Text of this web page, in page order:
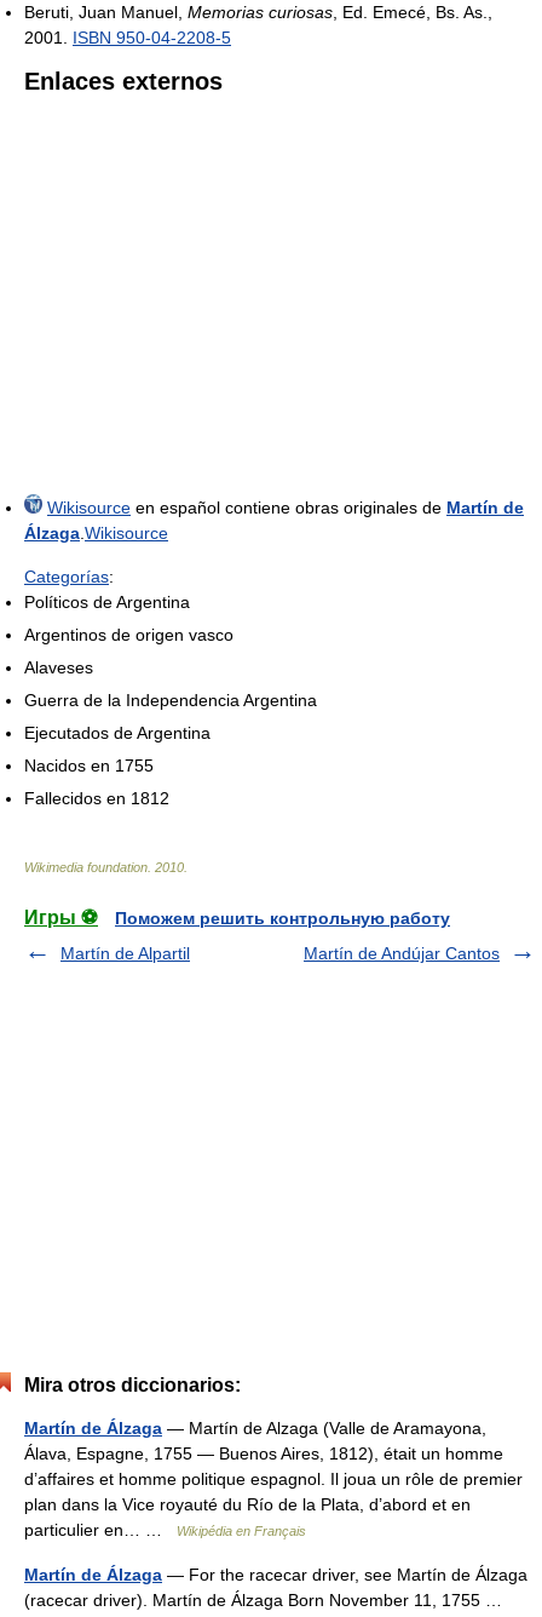
Beruti, Juan Manuel, Memorias curiosas , Ed. Emecé, Bs. As.,
2001. ISBN 950-04-2208-5
Enlaces externos
Wikisource en español contiene obras originales de Martín de
Álzaga Wikisource
Categorías:
Políticos de Argentina
Argentinos de origen vasco
Alaveses
Guerra de la Independencia Argentina
Ejecutados de Argentina
Nacidos en 1755
Fallecidos en 1812
Wikimedia foundation 2010
Игры ⚽
Поможем решить контрольную работу
Martín de Alpartil
Martín de Andújar Cantos
Mira otros diccionarios:
Martín de Álzaga — Martín de Alzaga (Valle de Aramayona,
Álava, Espagne, 1755 ― Buenos Aires, 1812), était un homme
d’affaires et homme politique espagnol. Il joua un rôle de premier
plan dans la Vice royauté du Río de la Plata, d’abord et en
particulier en… …
Wikipédia en Français
Martín de Álzaga — For the racecar driver, see Martín de Álzaga
(racecar driver). Martín de Álzaga Born November 11, 1755 …